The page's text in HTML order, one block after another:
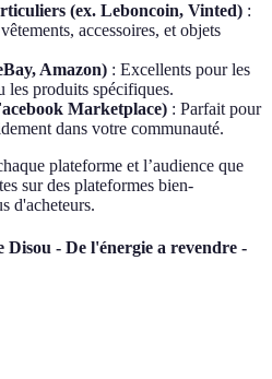
(ex. Leboncoin, Vinted) :
accessoires, et objets
Amazon) : Excellents pour les
les produits spécifiques.
Marketplace) : Parfait pour
dans votre communauté.
plateforme et l’audience que
sur des plateformes bien-
d'acheteurs.
- De l'énergie a revendre -